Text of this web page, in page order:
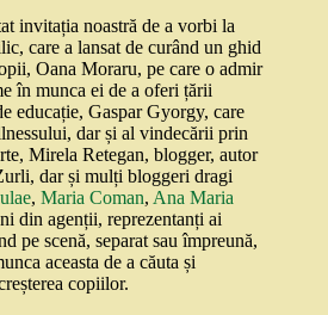
invitația noastră de a vorbi la
care a lansat de curând un ghid
Oana Moraru, pe care o admir
în munca ei de a oferi țării
educație, Gaspar Gyorgy, care
dar și al vindecării prin
Mirela Retegan, blogger, autor
dar și mulți bloggeri dragi
, Maria Coman, Ana Maria
din agenții, reprezentanți ai
pe scenă, separat sau împreună,
aceasta de a căuta și
copiilor.